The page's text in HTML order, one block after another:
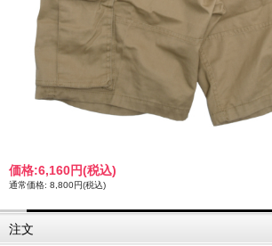
価格:6,160円(税込)
通常価格: 8,800円(税込)
注文